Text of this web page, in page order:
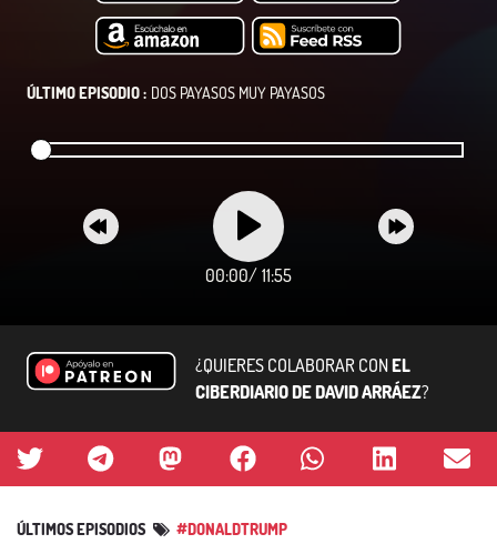
ÚLTIMO EPISODIO : DOS PAYASOS MUY PAYASOS
00:00/ 11:55
¿QUIERES COLABORAR CONEL
CIBERDIARIO DE DAVID ARRÁEZ?
ÚLTIMOS EPISODIOS #DONALDTRUMP